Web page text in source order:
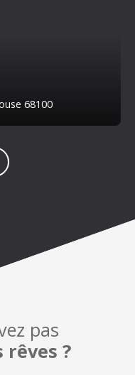
68100
pas
rêves ?